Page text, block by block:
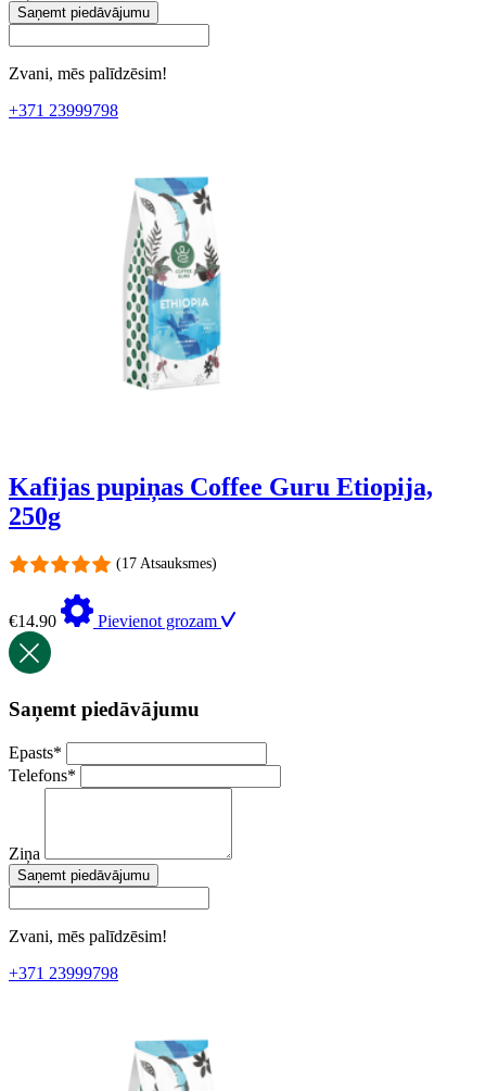
Saņemt piedāvājumu
Zvani, mēs palīdzēsim!
+371 23999798
Kafijas pupiņas Coffee Guru Etiopija,
250g
(17 Atsauksmes)
€14.90 Pievienot grozam
Saņemt piedāvājumu
Epasts*
Telefons*
Ziņa
Saņemt piedāvājumu
Zvani, mēs palīdzēsim!
+371 23999798